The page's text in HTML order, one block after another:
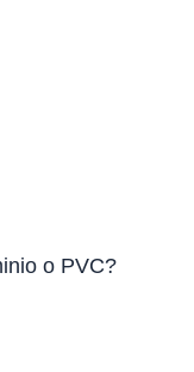
o PVC?